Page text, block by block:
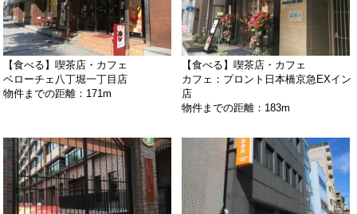
【食べる】喫茶店・カフェ
ベローチェ八丁堀一丁目店
物件までの距離：171m
【食べる】喫茶店・カフェ
カフェ：プロント日本橋京急EXイン
店
物件までの距離：183m